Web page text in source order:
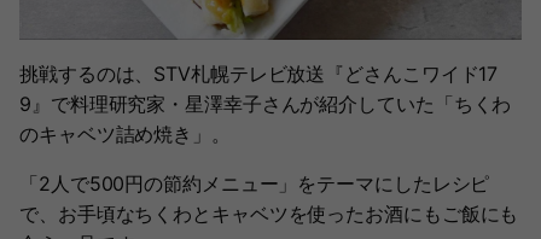
挑戦するのは、STV札幌テレビ放送『どさんこワイド17
9』で料理研究家・星澤幸子さんが紹介していた「ちくわ
のキャベツ詰め焼き」。
「2人で500円の節約メニュー」をテーマにしたレシピ
で、お手頃なちくわとキャベツを使ったお酒にもご飯にも